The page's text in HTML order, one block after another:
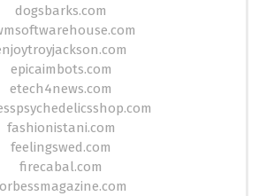
dogsbarks.com
epicaimbots.com
etech4news.com
fashionistani.com
feelingswed.com
firecabal.com